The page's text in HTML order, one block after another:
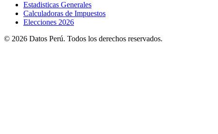
Estadisticas Generales
Calculadoras de Impuestos
Elecciones 2026
© 2026 Datos Perú. Todos los derechos reservados.